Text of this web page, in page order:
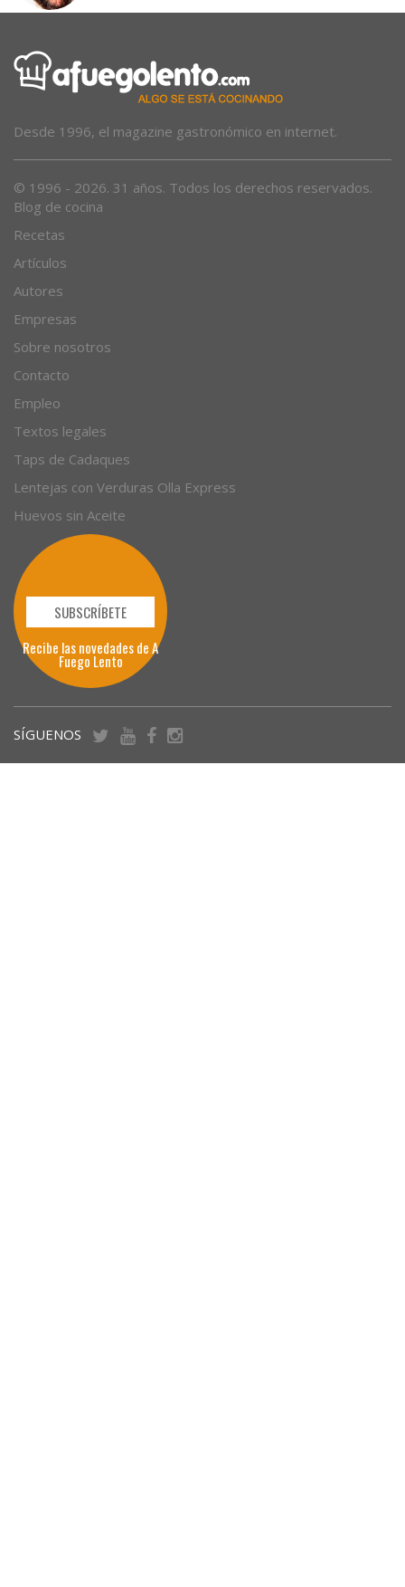
Desde 1996, el magazine gastronómico en internet.
© 1996 - 2026. 31 años. Todos los derechos reservados.
Blog de cocina
Recetas
Artículos
Autores
Empresas
Sobre nosotros
Contacto
Empleo
Textos legales
Taps de Cadaques
Lentejas con Verduras Olla Express
Huevos sin Aceite
SUBSCRÍBETE
Recibe las novedades de A
Fuego Lento
SÍGUENOS